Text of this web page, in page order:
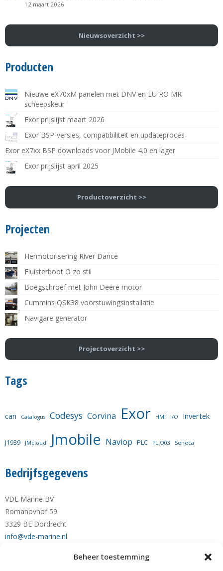
Beheer toestemming
12 maart 2026
Nieuwsoverzicht >>
Producten
Nieuwe eX70xM panelen met DNV en EU RO MR
scheepskeur
Exor prijslijst maart 2026
Exor BSP-versies, compatibiliteit en updateproces
Exor eX7xx BSP downloads voor JMobile 4.0 en lager
Exor prijslijst april 2025
Productoverzicht >>
Projecten
Hermotorisering River Dance
Fluisterboot O zo stil
Boegschroef met John Deere motor
Cummins QSK38 voorstuwingsinstallatie
Navigare generator
Projectoverzicht >>
Tags
can Catalogus Codesys Corvina Exor HMI I/O Invertek
J1939 JMcloud Jmobile Naviop PLC PLIO03 Seneca
Bedrijfsgegevens
VDE Marine BV
Romanovhof 59
3329 BE Dordrecht
info@vde-marine.nl
Telefoon +31-(0)78-6 21 43 64